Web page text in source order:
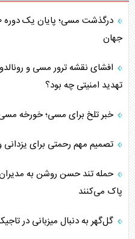
جهان
افشای نقشه ترور مسی و
تهدید امنیتی چه بود؟
خبر تلخ برای مسی؛ خورخه
تصمیم مهم رحمتی برای یزدانی
حمله تند حسن روشن به
پاک می‌کنند
گل‌گهر به دنبال میزبانی در